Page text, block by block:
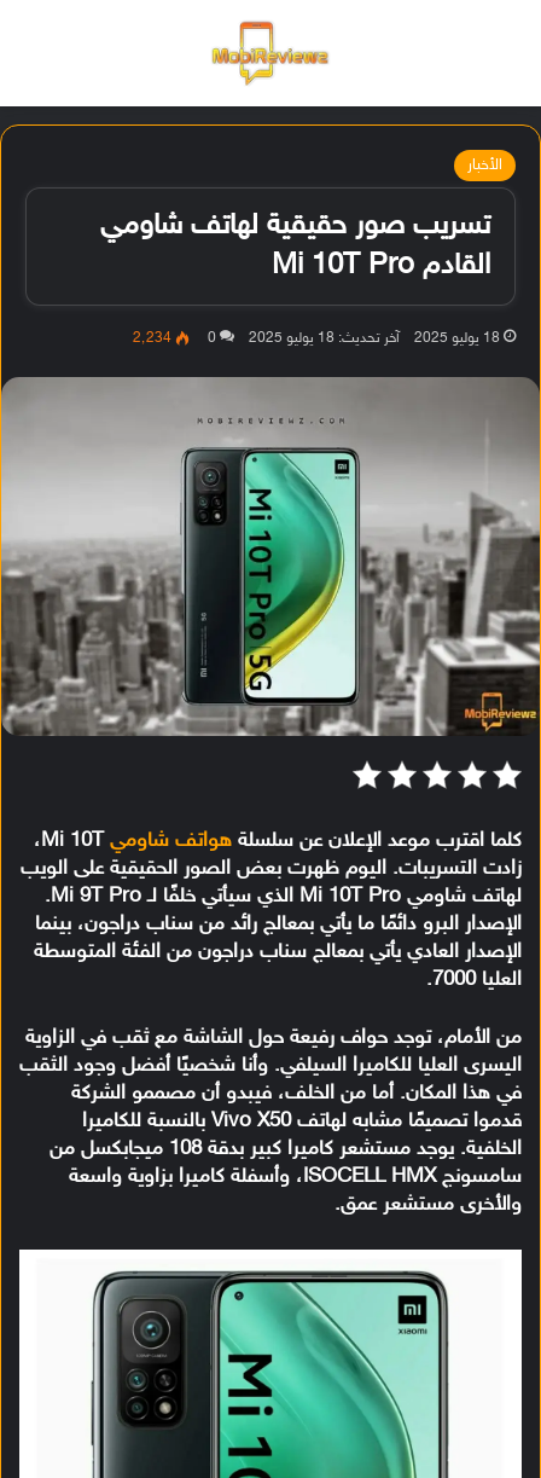
الأخبار
تسريب صور حقيقية لهاتف شاومي
القادم Mi 10T Pro
18 يوليو 2025 آخر تحديث: 18 يوليو 2025 0 2٬234
كلما اقترب موعد الإعلان عن سلسلة هواتف شاومي
Mi 10T،
زادت التسريبات. اليوم ظهرت بعض الصور الحقيقية على الويب
لهاتف شاومي Mi 10T Pro الذي سيأتي خلفًا لـ Mi 9T Pro.
الإصدار البرو دائمًا ما يأتي بمعالج رائد من سناب دراجون، بينما
الإصدار العادي يأتي بمعالج سناب دراجون من الفئة المتوسطة
العليا 7000.
من الأمام، توجد حواف رفيعة حول الشاشة مع ثقب في الزاوية
اليسرى العليا للكاميرا السيلفي. وأنا شخصيًا أفضل وجود الثقب
في هذا المكان. أما من الخلف، فيبدو أن مصممو الشركة
قدموا تصميمًا مشابه لهاتف Vivo X50 بالنسبة للكاميرا
الخلفية. يوجد مستشعر كاميرا كبير بدقة 108 ميجابكسل من
سامسونج ISOCELL HMX، وأسفلة كاميرا بزاوية واسعة
والأخرى مستشعر عمق.